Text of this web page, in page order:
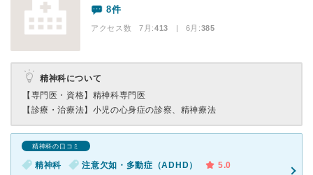
8件
アクセス数 7月:413 | 6月:385
精神科について
【専門医・資格】 精神科専門医
【診療・治療法】 小児の心身症の診察、精神療法
精神科の口コミ
精神科 注意欠如・多動症（ADHD）
5.0